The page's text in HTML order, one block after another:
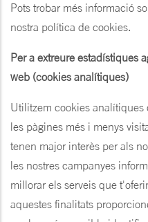
Pots trobar més informació
nostra política de cookies.
Per a extreure estadístiques
web (cookies analítiques)
Utilitzem cookies
les pàgines més i menys
tenen major interès per als
les nostres campanyes
millorar els serveis que
aquestes finalitats